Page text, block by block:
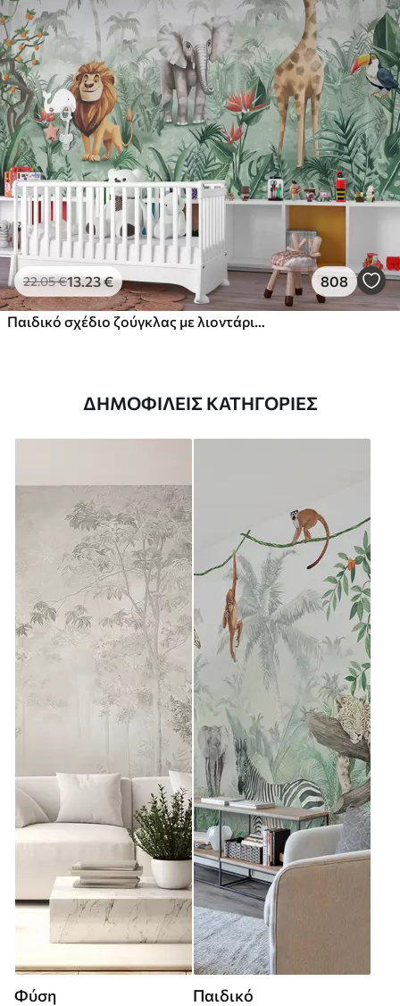
22.05€13.23€ 808
ΔΗΜΟΦΙΛΕΊΣ ΚΑΤΗΓΟΡΊΕΣ
Φύση Παιδικό